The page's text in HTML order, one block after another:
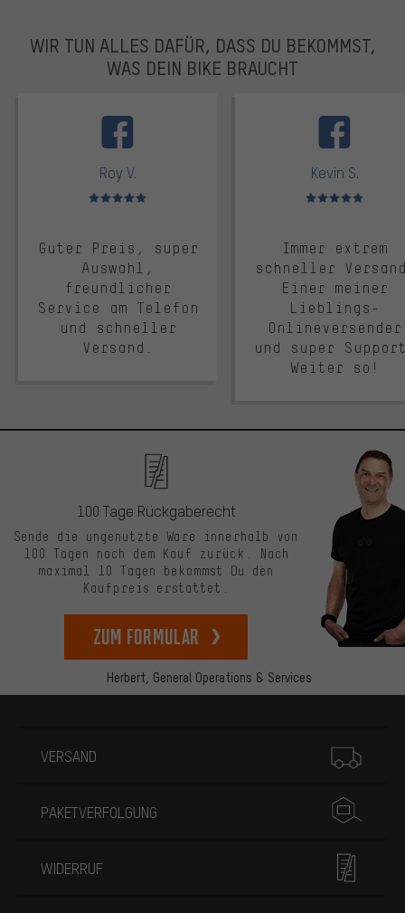
WIR TUN ALLES DAFÜR, DASS DU BEKOMMST,
WAS DEIN BIKE BRAUCHT
Roy V.
Bewertungen: 5 von 5
Guter Preis, super
Auswahl,
freundlicher
Service am Telefon
und schneller
Versand.
Kevin S.
Bewertungen: 5 von 5
Immer extrem
schneller
Einer meiner
Lieblings-
Onlineversender
und super
Weiter so!
Herbert, General Operations & Services
100 Tage Rückgaberecht
Sende die ungenutzte Ware innerhalb von
100 Tagen nach dem Kauf zurück. Nach
maximal 10 Tagen bekommst Du den
Kaufpreis erstattet.
zum Formular
VERSAND
PAKETVERFOLGUNG
WIDERRUF